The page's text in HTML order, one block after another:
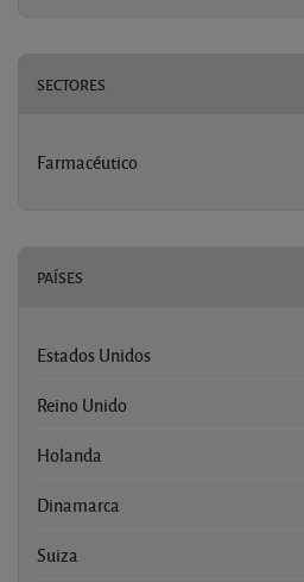
SECTORES
Farmacéutico
PAÍSES
Estados Unidos
Reino Unido
Holanda
Dinamarca
Suiza